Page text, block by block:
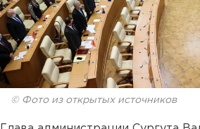
© Фото из открытых источников